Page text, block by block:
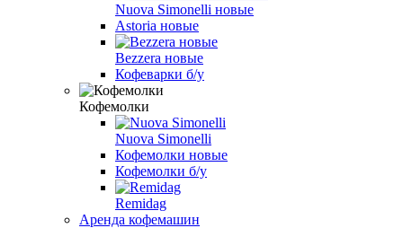
Nuova Simonelli новые
Astoria новые
Bezzera новые
Кофеварки б/у
Кофемолки
Nuova Simonelli
Кофемолки новые
Кофемолки б/у
Remidag
Аренда кофемашин